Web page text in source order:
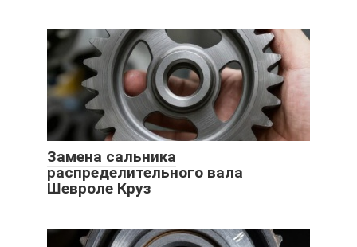
Замена сальника
распределительного вала
Шевроле Круз